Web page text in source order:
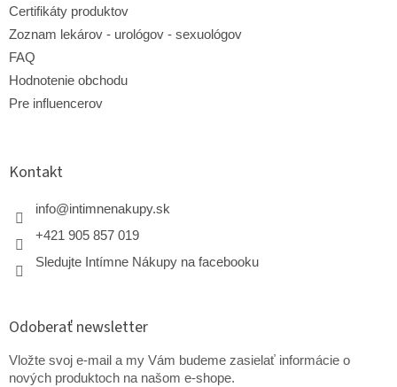
Certifikáty produktov
Zoznam lekárov - urológov - sexuológov
FAQ
Hodnotenie obchodu
Pre influencerov
Kontakt
info@intimnenakupy.sk
+421 905 857 019
Sledujte Intímne Nákupy na facebooku
Odoberať newsletter
Vložte svoj e-mail a my Vám budeme zasielať informácie o
nových produktoch na našom e-shope.